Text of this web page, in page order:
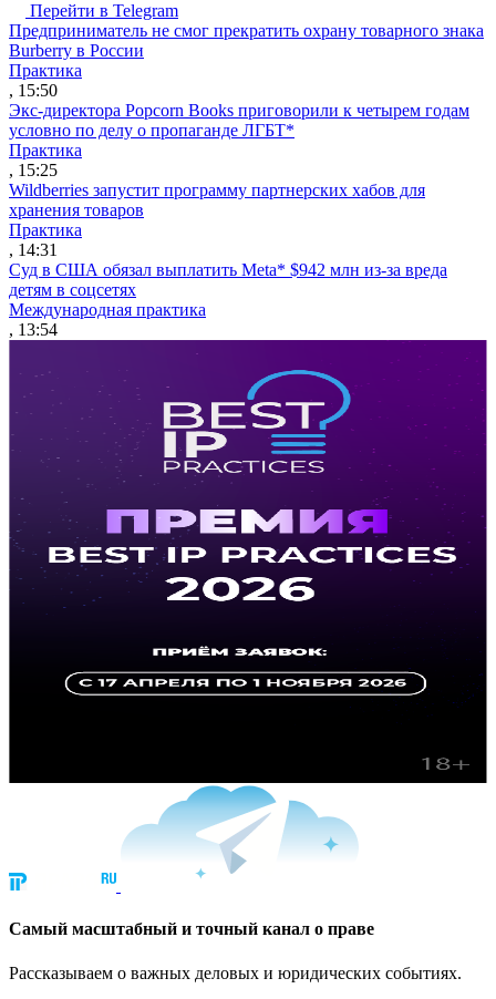
Перейти в Telegram
Предприниматель не смог прекратить охрану товарного знака
Burberry в России
Практика
, 15:50
Экс-директора Popcorn Books приговорили к четырем годам
условно по делу о пропаганде ЛГБТ*
Практика
, 15:25
Wildberries запустит программу партнерских хабов для
хранения товаров
Практика
, 14:31
Суд в США обязал выплатить Meta* $942 млн из-за вреда
детям в соцсетях
Международная практика
, 13:54
Cамый масштабный и точный канал о праве
Рассказываем о важных деловых и юридических событиях.